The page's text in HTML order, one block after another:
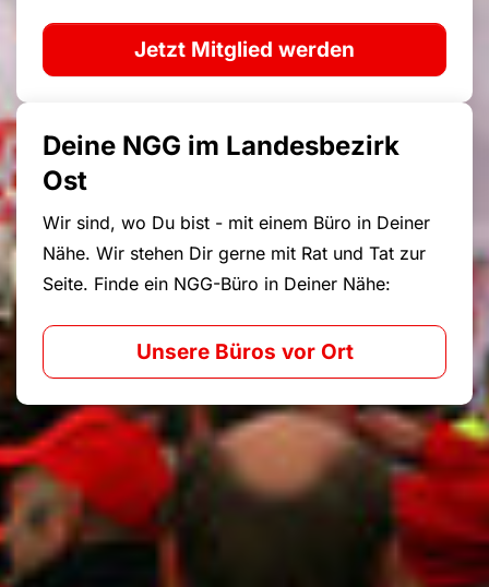
Jetzt Mitglied werden
Deine NGG im Landesbezirk
Ost
Wir sind, wo Du bist - mit einem Büro in Deiner
Nähe. Wir stehen Dir gerne mit Rat und Tat zur
Seite. Finde ein NGG-Büro in Deiner Nähe:
Unsere Büros vor Ort